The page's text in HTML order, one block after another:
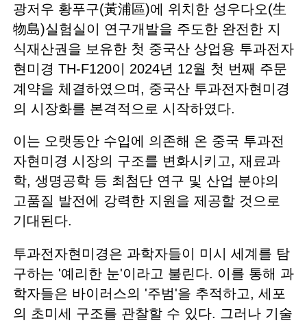
광저우 황푸구(黃浦區)에 위치한 성우다오(生
物島)실험실이 연구개발을 주도한 완전한 지
식재산권을 보유한 첫 중국산 상업용 투과전자
현미경 TH-F120이 2024년 12월 첫 번째 주문
계약을 체결하였으며, 중국산 투과전자현미경
의 시장화를 본격적으로 시작하였다.
이는 오랫동안 수입에 의존해 온 중국 투과전
자현미경 시장의 구조를 변화시키고, 재료과
학, 생명공학 등 최첨단 연구 및 산업 분야의
고품질 발전에 강력한 지원을 제공할 것으로
기대된다.
투과전자현미경은 과학자들이 미시 세계를 탐
구하는 '예리한 눈'이라고 불린다. 이를 통해 과
학자들은 바이러스의 '주범'을 추적하고, 세포
의 초미세 구조를 관찰할 수 있다. 그러나 기술